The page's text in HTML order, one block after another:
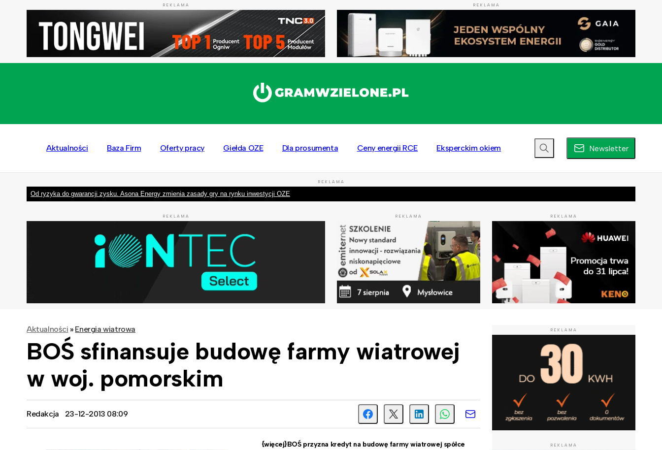
REKLAMA REKLAMA
Aktualności Baza Firm Oferty pracy Giełda OZE Dla prosumenta Ceny energii RCE Eksperckim okiem Newsletter
REKLAMA
Od ryzyka do gwarancji zysku. Asona Energy zmienia zasady gry na rynku inwestycji OZE
REKLAMA REKLAMA REKLAMA
Aktualności » Energia wiatrowa
BOŚ sfinansuje budowę farmy wiatrowej
w woj. pomorskim
Redakcja 23-12-2013 08:09
{więcej}BOŚ przyzna kredyt na budowę farmy wiatrowej spółce
REKLAMA
REKLAMA